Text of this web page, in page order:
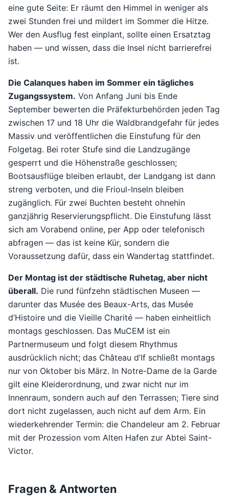
eine gute Seite: Er räumt den Himmel in weniger als
zwei Stunden frei und mildert im Sommer die Hitze.
Wer den Ausflug fest einplant, sollte einen Ersatztag
haben — und wissen, dass die Insel nicht barrierefrei
ist.
Die Calanques haben im Sommer ein tägliches
Zugangssystem. Von Anfang Juni bis Ende
September bewerten die Präfekturbehörden jeden Tag
zwischen 17 und 18 Uhr die Waldbrandgefahr für jedes
Massiv und veröffentlichen die Einstufung für den
Folgetag. Bei roter Stufe sind die Landzugänge
gesperrt und die Höhenstraße geschlossen;
Bootsausflüge bleiben erlaubt, der Landgang ist dann
streng verboten, und die Frioul-Inseln bleiben
zugänglich. Für zwei Buchten besteht ohnehin
ganzjährig Reservierungspflicht. Die Einstufung lässt
sich am Vorabend online, per App oder telefonisch
abfragen — das ist keine Kür, sondern die
Voraussetzung dafür, dass ein Wandertag stattfindet.
Der Montag ist der städtische Ruhetag, aber nicht
überall. Die rund fünfzehn städtischen Museen —
darunter das Musée des Beaux-Arts, das Musée
d’Histoire und die Vieille Charité — haben einheitlich
montags geschlossen. Das MuCEM ist ein
Partnermuseum und folgt diesem Rhythmus
ausdrücklich nicht; das Château d’If schließt montags
nur von Oktober bis März. In Notre-Dame de la Garde
gilt eine Kleiderordnung, und zwar nicht nur im
Innenraum, sondern auch auf den Terrassen; Tiere sind
dort nicht zugelassen, auch nicht auf dem Arm. Ein
wiederkehrender Termin: die Chandeleur am 2. Februar
mit der Prozession vom Alten Hafen zur Abtei Saint-
Victor.
Fragen & Antworten